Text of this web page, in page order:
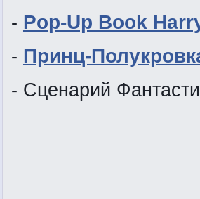
- Pop-Up Book
- Принц-
- Сценарий